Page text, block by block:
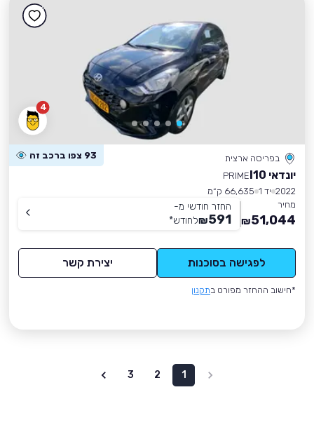
4
בפריסה ארצית 93 צפו ברכב זה
יונדאי I10
PRIME
2022 יד 1
66,635 ק״מ
מחיר
51,044
₪
החזר חודשי מ-
591
₪לחודש*
לפגישה בסוכנות יצירת קשר
*חישוב ההחזר מפורט בתקנון
1
2
3